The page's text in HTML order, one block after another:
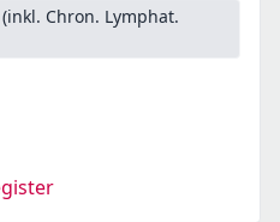
Chron. Lymphat.